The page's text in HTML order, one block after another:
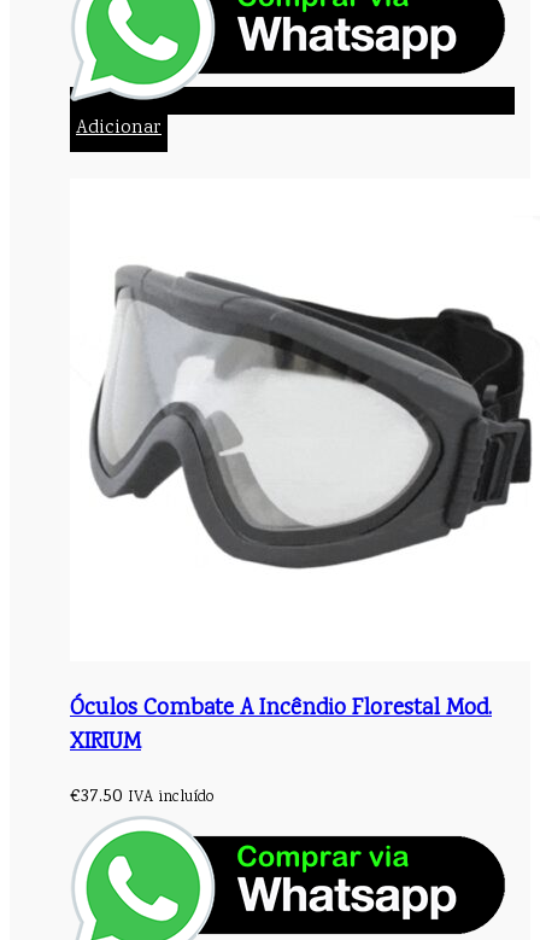
Adicionar
Óculos Combate A Incêndio Florestal Mod.
XIRIUM
€37.50 IVA incluído